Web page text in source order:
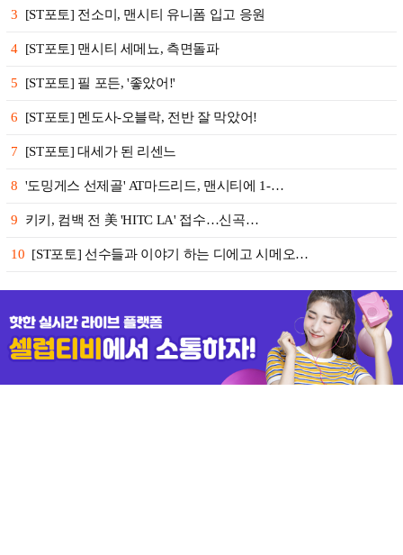
3 [ST포토] 전소미, 맨시티 유니폼 입고 응원
4 [ST포토] 맨시티 세메뇨, 측면돌파
5 [ST포토] 필 포든, '좋았어!'
6 [ST포토] 멘도사-오블락, 전반 잘 막았어!
7 [ST포토] 대세가 된 리센느
8 '도밍게스 선제골' AT마드리드, 맨시티에 1-…
9 키키, 컴백 전 美 'HITC LA' 접수…신곡…
10 [ST포토] 선수들과 이야기 하는 디에고 시메오…